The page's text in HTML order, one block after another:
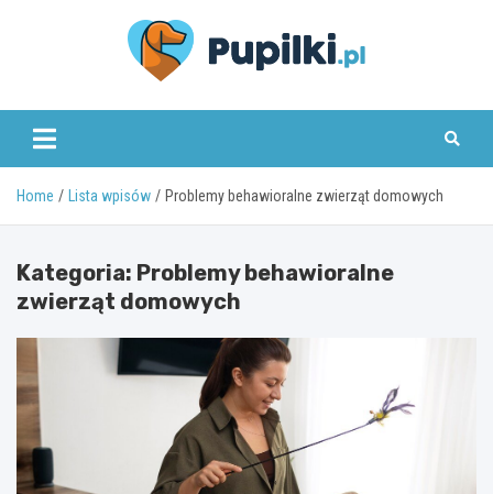
www.pupilki.pl
Home Lista wpisów Problemy behawioralne zwierząt domowych
Kategoria: Problemy behawioralne
zwierząt domowych